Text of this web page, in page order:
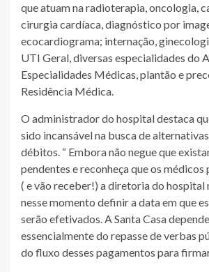
que atuam na radioterapia, oncologia,
cirurgia cardíaca, diagnóstico por
ecocardiograma; internação,
UTI Geral, diversas especialidades do
Especialidades Médicas, plantão e
Residência Médica.
O administrador do hospital destaca
sido incansável na busca de
débitos. “ Embora não negue que
pendentes e reconheça que os
( e vão receber!) a diretoria do hospital
nesse momento definir a data em que
serão efetivados. A Santa Casa
essencialmente do repasse de verbas
do fluxo desses pagamentos para